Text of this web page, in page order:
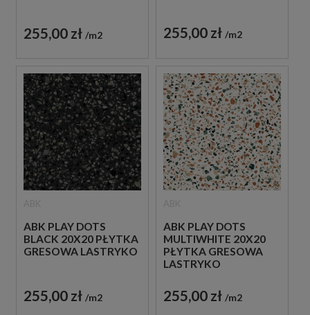
255,00 zł m2 255,00 zł m2
ABK PLAY DOTS
BLACK 20X20 PŁYTKA
GRESOWA LASTRYKO
255,00 zł m2
ABK PLAY DOTS
MULTIWHITE 20X20
PŁYTKA GRESOWA
LASTRYKO
255,00 zł m2